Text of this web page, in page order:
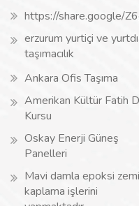
https://share.google/
erzurum yurtiçi ve
taşımacılık
Ankara Ofis Taşıma
Amerikan Kültür Fatih
Kursu
Oskay Enerji Güneş
Panelleri
Mavi damla epoksi
kaplama işlerini